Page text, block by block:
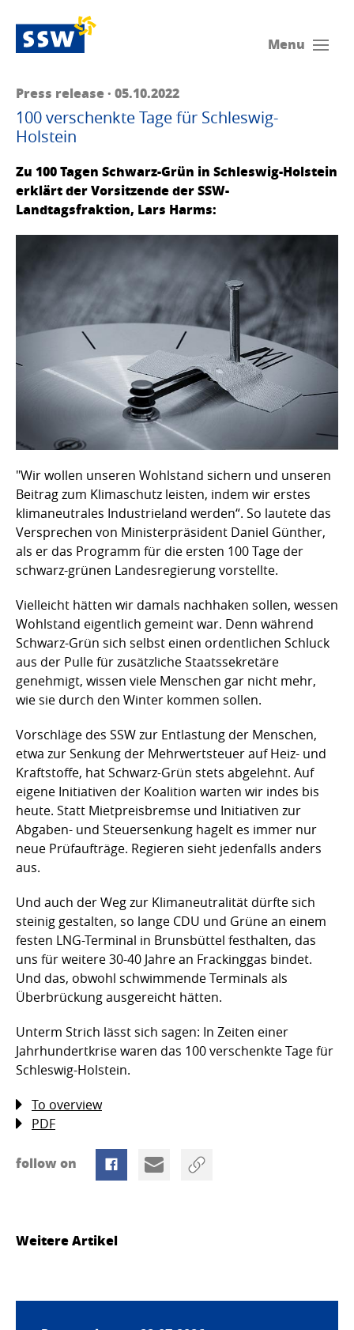
Menu
Press release · 05.10.2022
100 verschenkte Tage für Schleswig-
Holstein
Zu 100 Tagen Schwarz-Grün in Schleswig-Holstein
erklärt der Vorsitzende der SSW-
Landtagsfraktion, Lars Harms:
"Wir wollen unseren Wohlstand sichern und unseren
Beitrag zum Klimaschutz leisten, indem wir erstes
klimaneutrales Industrieland werden“. So lautete das
Versprechen von Ministerpräsident Daniel Günther,
als er das Programm für die ersten 100 Tage der
schwarz-grünen Landesregierung vorstellte.
Vielleicht hätten wir damals nachhaken sollen, wessen
Wohlstand eigentlich gemeint war. Denn während
Schwarz-Grün sich selbst einen ordentlichen Schluck
aus der Pulle für zusätzliche Staatssekretäre
genehmigt, wissen viele Menschen gar nicht mehr,
wie sie durch den Winter kommen sollen.
Vorschläge des SSW zur Entlastung der Menschen,
etwa zur Senkung der Mehrwertsteuer auf Heiz- und
Kraftstoffe, hat Schwarz-Grün stets abgelehnt. Auf
eigene Initiativen der Koalition warten wir indes bis
heute. Statt Mietpreisbremse und Initiativen zur
Abgaben- und Steuersenkung hagelt es immer nur
neue Prüfaufträge. Regieren sieht jedenfalls anders
aus.
Und auch der Weg zur Klimaneutralität dürfte sich
steinig gestalten, so lange CDU und Grüne an einem
festen LNG-Terminal in Brunsbüttel festhalten, das
uns für weitere 30-40 Jahre an Frackinggas bindet.
Und das, obwohl schwimmende Terminals als
Überbrückung ausgereicht hätten.
Unterm Strich lässt sich sagen: In Zeiten einer
Jahrhundertkrise waren das 100 verschenkte Tage für
Schleswig-Holstein.
To overview
PDF
follow on
Weitere Artikel